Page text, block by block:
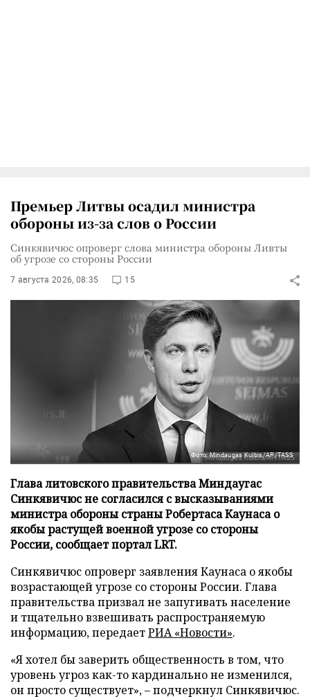
Премьер Литвы осадил министра
обороны из-за слов о России
Синкявичюс опроверг слова министра обороны Ливты
об угрозе со стороны России
7 августа 2026, 08:35 15
Фото: Mindaugas Kulbis/AP/TASS
Глава литовского правительства Миндаугас
Синкявичюс не согласился с высказываниями
министра обороны страны Робертаса Каунаса о
якобы растущей военной угрозе со стороны
России, сообщает портал LRT.
Синкявичюс опроверг заявления Каунаса о якобы
возрастающей угрозе со стороны России. Глава
правительства призвал не запугивать население
и тщательно взвешивать распространяемую
информацию, передаетРИА «Новости».
«Я хотел бы заверить общественность в том, что
уровень угроз как-то кардинально не изменился,
он просто существует», – подчеркнул Синкявичюс.